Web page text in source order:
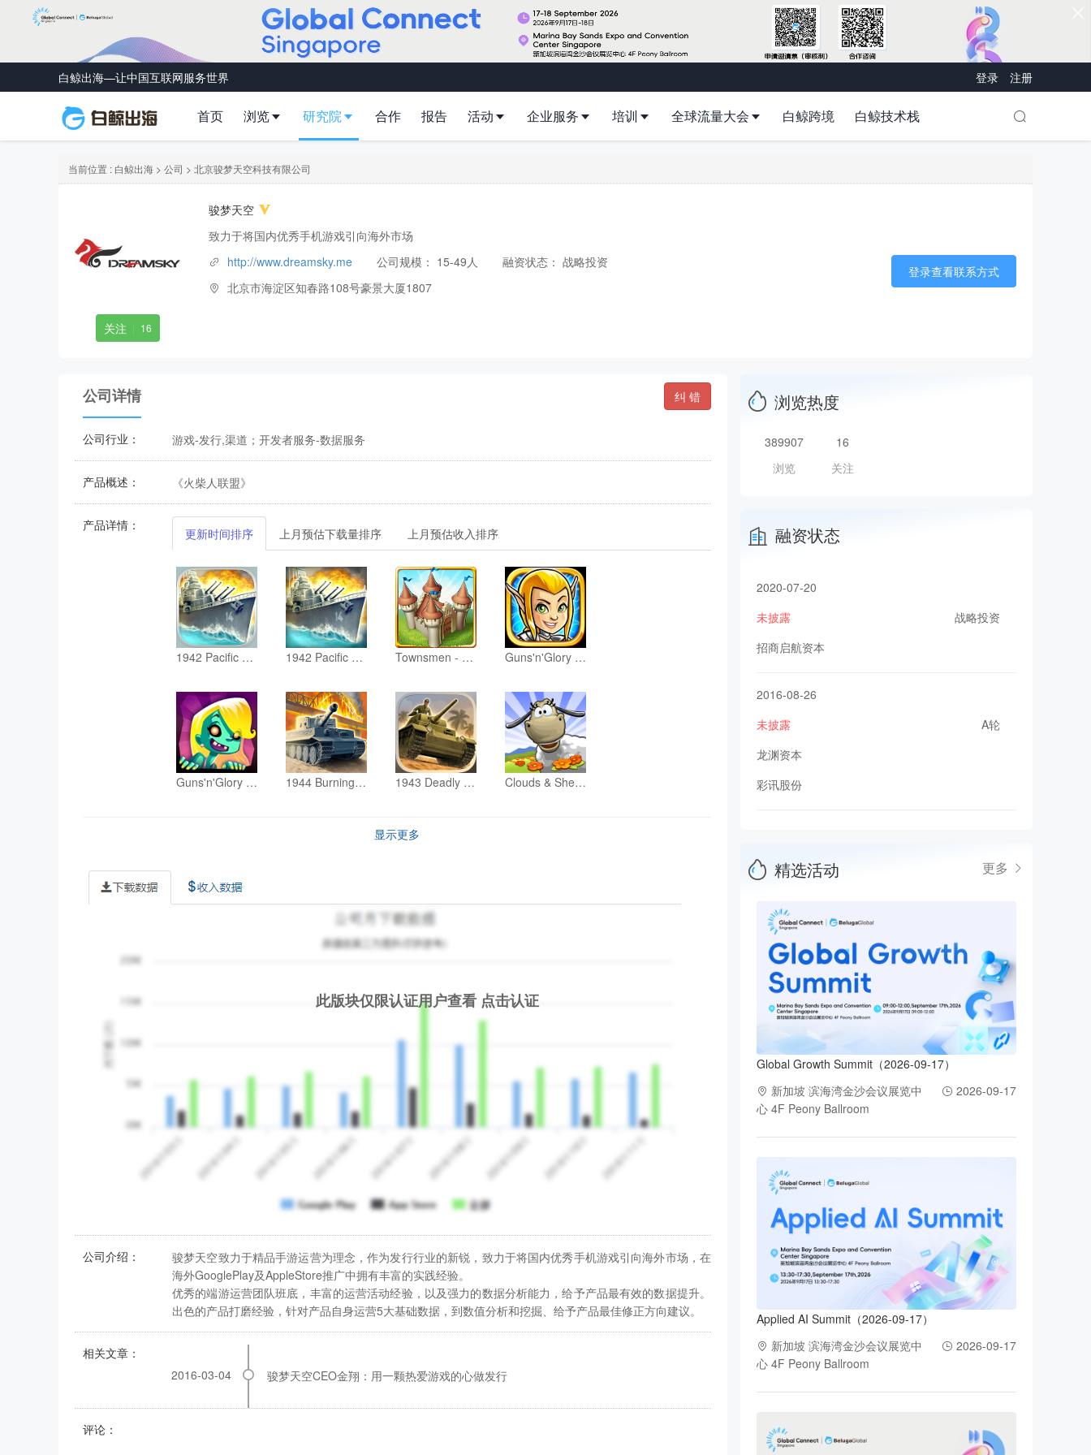
白鲸出海—让中国互联网服务世界 登录 注册
首页 浏览 研究院 合作 报告 活动 企业服务 培训 全球流量大会 白鲸跨境 白鲸技术栈
当前位置 : 白鲸出海 > 公司 > 北京骏梦天空科技有限公司
关注 | 16
骏梦天空
致力于将国内优秀手机游戏引向海外市场
http://www.dreamsky.me
公司规模： 15-49人 融资状态： 战略投资
北京市海淀区知春路108号豪景大厦1807
登录查看联系方式
公司详情 纠 错
公司行业： 游戏-发行,渠道；开发者服务-数据服务
产品概述： 《火柴人联盟》
产品详情：
更新时间排序 上月预估下载量排序 上月预估收入排序
1942 Pacific Front Premium 1942 Pacific Front Townsmen - Medieval Strategy Guns'n'Glory Heroes
Guns'n'Glory Zombies 1944 Burning Bridges Premium 1943 Deadly Desert Premium Clouds & Sheep 2
显示更多
此版块仅限认证用户查看 点击认证
公司介绍：
骏梦天空致力于精品手游运营为理念，作为发行行业的新锐，致力于将国内优秀手机游戏引向海外市场，在
海外GooglePlay及AppleStore推广中拥有丰富的实践经验。
优秀的端游运营团队班底，丰富的运营活动经验，以及强力的数据分析能力，给予产品最有效的数据提升。
出色的产品打磨经验，针对产品自身运营5大基础数据，到数值分析和挖掘、给予产品最佳修正方向建议。
相关文章：
2016-03-04
骏梦天空CEO金翔：用一颗热爱游戏的心做发行
评论：
浏览热度
389907
浏览
16
关注
融资状态
2020-07-20
战略投资
未披露
招商启航资本
2016-08-26
A轮
未披露
龙渊资本
彩讯股份
精选活动 更多
Global Growth Summit（2026-09-17）
新加坡 滨海湾金沙会议展览中
心 4F Peony Ballroom
2026-09-17
Applied AI Summit（2026-09-17）
新加坡 滨海湾金沙会议展览中
心 4F Peony Ballroom
2026-09-17